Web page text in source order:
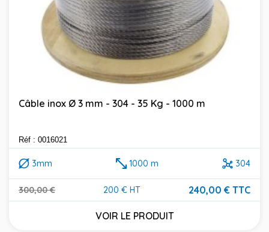
Câble inox Ø 3 mm - 304 - 35 Kg - 1000 m
Réf : 0016021
3mm 1000 m 304
Prix de base
300,00 € 200 € HT
Prix
240,00 € TTC
VOIR LE PRODUIT